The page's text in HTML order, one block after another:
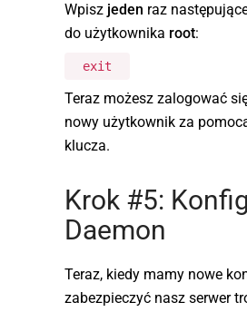
Wpisz jeden raz
do użytkownika root:
exit
Teraz możesz zalogować
nowy użytkownik za
klucza.
Krok #5:
Daemon
Teraz, kiedy mamy nowe
zabezpieczyć nasz serwer